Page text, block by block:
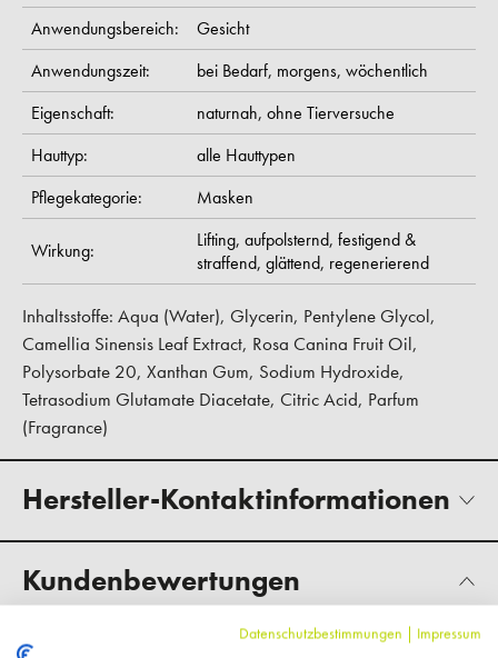
Anwendungsbereich:
Gesicht
Anwendungszeit:
bei Bedarf, morgens, wöchentlich
Eigenschaft:
naturnah, ohne Tierversuche
Hauttyp:
alle Hauttypen
Pflegekategorie:
Masken
Wirkung: Lifting, aufpolsternd, festigend &
straffend, glättend, regenerierend
Inhaltsstoffe: Aqua (Water), Glycerin, Pentylene Glycol,
Camellia Sinensis Leaf Extract, Rosa Canina Fruit Oil,
Polysorbate 20, Xanthan Gum, Sodium Hydroxide,
Tetrasodium Glutamate Diacetate, Citric Acid, Parfum
(Fragrance)
Hersteller-Kontaktinformationen
Kundenbewertungen
Datenschutzbestimmungen | Impressum